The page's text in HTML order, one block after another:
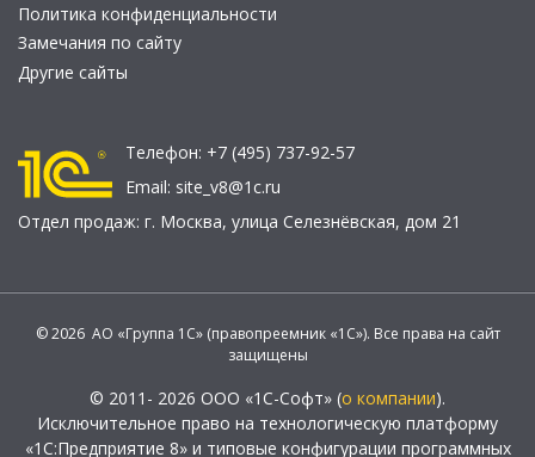
Политика конфиденциальности
Замечания по сайту
Другие сайты
Телефон: +7 (495) 737-92-57
Email: site_v8@1c.ru
Отдел продаж: г. Москва, улица Селезнёвская, дом 21
© 2026 АО «Группа 1С» (правопреемник «1С»). Все права на сайт
защищены
© 2011- 2026 ООО «1С-Софт» (о компании).
Исключительное право на технологическую платформу
«1С:Предприятие 8» и типовые конфигурации программных